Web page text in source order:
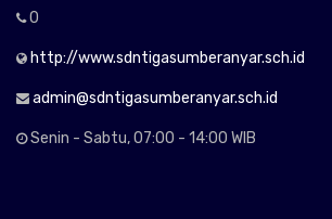
0
http://www.sdntigasumberanyar.sch.id
admin@sdntigasumberanyar.sch.id
Senin - Sabtu, 07:00 - 14:00 WIB